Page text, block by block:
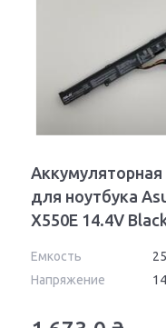
Аккумуляторная
для ноутбука
X550E 14.4V
Емкость
Напряжение